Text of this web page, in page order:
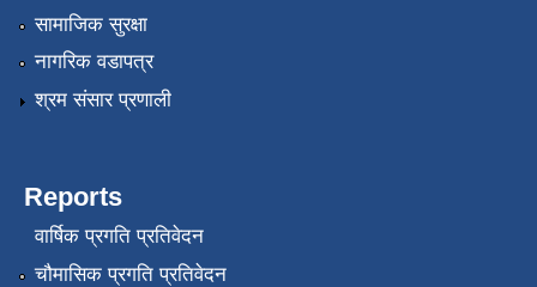
सामाजिक सुरक्षा
नागरिक वडापत्र
श्रम संसार प्रणाली
Reports
वार्षिक प्रगति प्रतिवेदन
चौमासिक प्रगति प्रतिवेदन